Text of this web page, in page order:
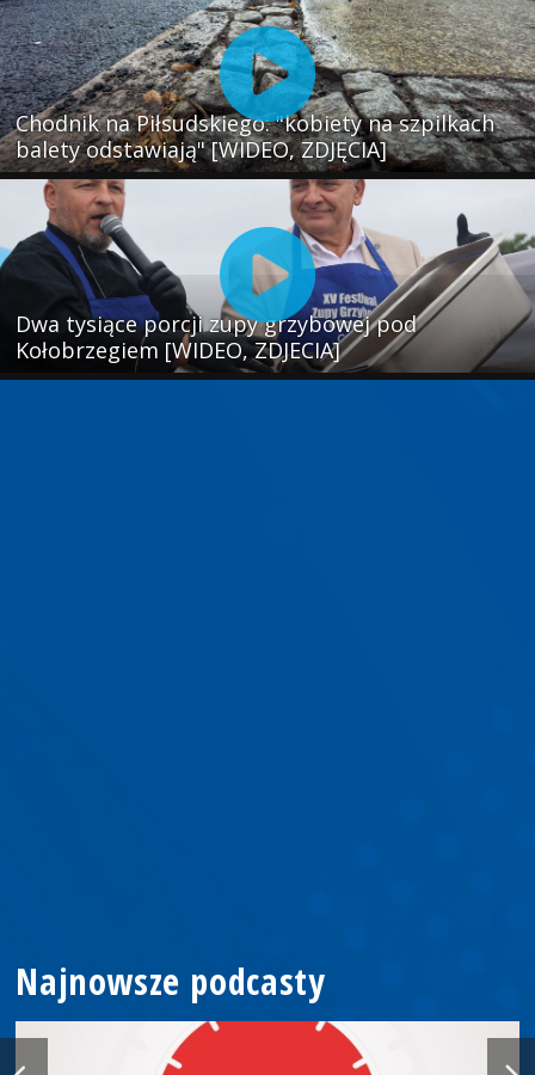
Chodnik na Piłsudskiego: "kobiety na szpilkach
balety odstawiają" [WIDEO, ZDJĘCIA]
Dwa tysiące porcji zupy grzybowej pod
Kołobrzegiem [WIDEO, ZDJECIA]
Najnowsze podcasty